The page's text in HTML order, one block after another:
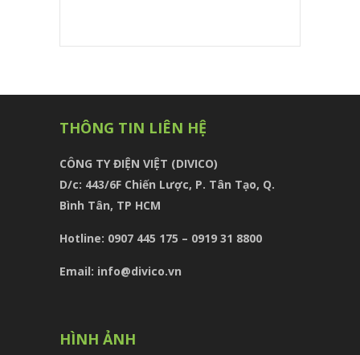
THÔNG TIN LIÊN HỆ
CÔNG TY ĐIỆN VIỆT (DIVICO)
D/c: 443/6F Chiến Lược, P. Tân Tạo, Q.
Bình Tân, TP HCM
Hotline: 0907 445 175 – 0919 31 8800
Email: info@divico.vn
HÌNH ẢNH